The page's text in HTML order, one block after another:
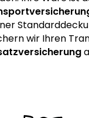
wir Ihren